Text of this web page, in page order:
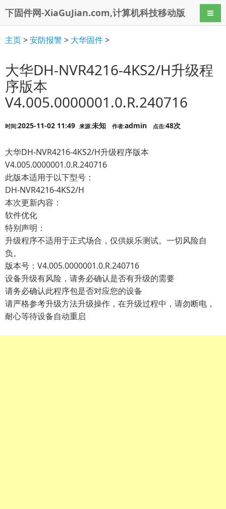
下固件网-XiaGuJian.com,计算机科技移动版 导航
主页>安防报警> 大华固件>
大华DH-NVR4216-4KS2/H升级程
序版本
V4.005.0000001.0.R.240716
时间:2025-11-02 11:49 来源:未知 作者:admin 点击:48次
大华DH-NVR4216-4KS2/H升级程序版本
V4.005.0000001.0.R.240716
此版本适用于以下型号：
DH-NVR4216-4KS2/H
本次更新内容：
软件优化
特别声明：
升级程序不适用于正式场合，仅供娱乐测试。一切风险自
负。
版本号：V4.005.0000001.0.R.240716
设备升级有风险，请务必确认是否有升级的需要
请务必确认此程序包是否对应您的设备
请严格参考升级方法升级操作，在升级过程中，请勿断电，
耐心等待设备自动重启